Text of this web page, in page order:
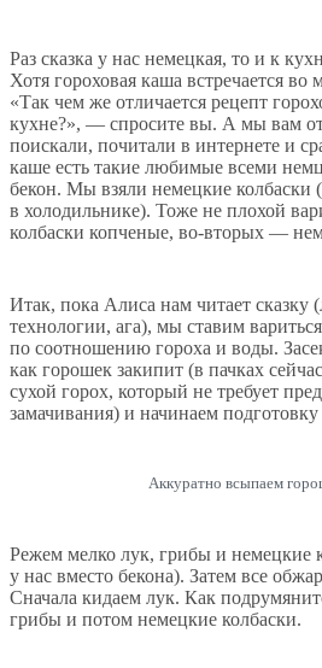
Раз сказка у нас немецкая, то и к
Хотя гороховая каша встречается
«Так чем же отличается рецепт
кухне?», — спросите вы. А мы вам
поискали, почитали в интернете и
каше есть такие любимые всеми
бекон. Мы взяли немецкие колбаски
в холодильнике). Тоже не плохой
колбаски копченые, во-вторых —
Итак, пока Алиса нам читает
технологии, ага), мы ставим
по соотношению гороха и воды.
как горошек закипит (в пачках
сухой горох, который не требует
замачивания) и начинаем
Аккуратно всыпаем
Режем мелко лук, грибы и немецкие
у нас вместо бекона). Затем все
Сначала кидаем лук. Как
грибы и потом немецкие колбаски.